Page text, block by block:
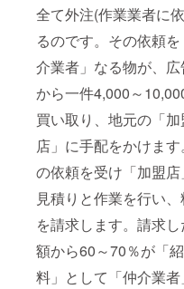
全て外注(作業業者に
るのです。その依頼を
介業者」なる物が、広
から一件4,000～
買い取り、地元の「加
店」に手配をかけます
の依頼を受け「加盟
見積りと作業を行い
を請求します。請求し
額から60～70％が「
料」として「仲介業